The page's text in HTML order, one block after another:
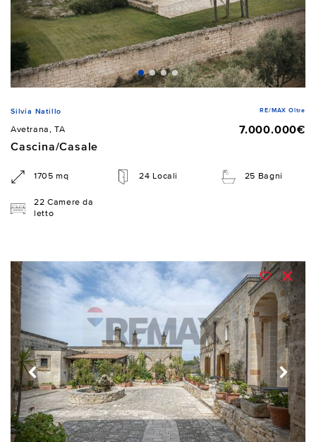
Silvia Natillo RE/MAX Oltre
Avetrana, TA
7.000.000€
Cascina/Casale
1705 mq 24 Locali 25 Bagni
22 Camere da
letto